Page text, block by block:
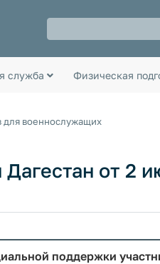
служба Физическая
для военнослужащих
от 2
поддержки